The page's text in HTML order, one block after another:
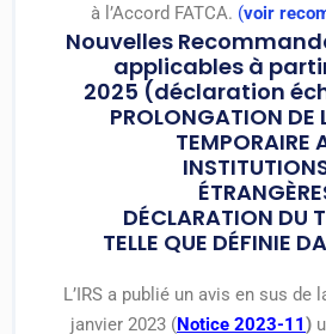
à l’Accord FATCA.(
Nouvelles
applicables à
2025
TELLE QUE
L’IRS a publié un avis
janvier 2023 (Notice